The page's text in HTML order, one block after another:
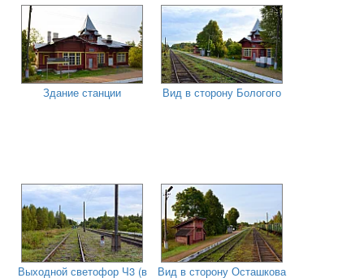
Здание станции Вид в сторону Бологого
Выходной светофор Ч3 (в
Вид в сторону Осташкова